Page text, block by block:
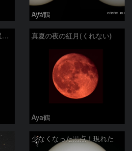
Aya鶴
二重(ふたえ)になった土星の環 真夏の夜の紅月(くれない)
Aya鶴
少なくなった黒点！現れた